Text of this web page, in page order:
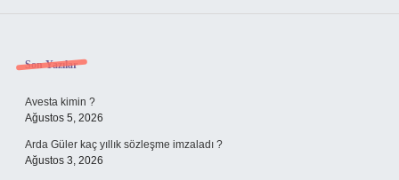
Sidebar
Son Yazılar
Avesta kimin ?
Ağustos 5, 2026
Arda Güler kaç yıllık sözleşme imzaladı ?
Ağustos 3, 2026